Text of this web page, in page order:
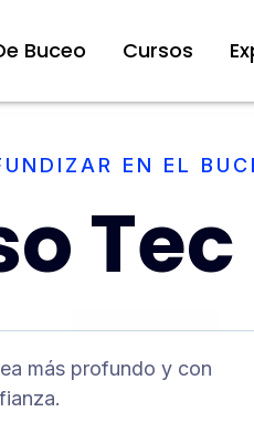
Buceo Cursos
EN EL
más profundo y con